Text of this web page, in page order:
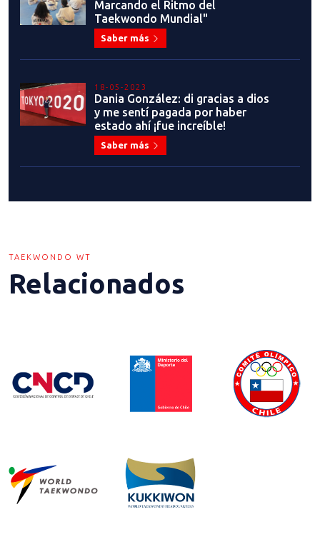
Marcando el Ritmo del
Taekwondo Mundial"
Saber más
18-05-2023
Dania González: di gracias a dios
y me sentí pagada por haber
estado ahí ¡fue increíble!
Saber más
TAEKWONDO WT
Relacionados